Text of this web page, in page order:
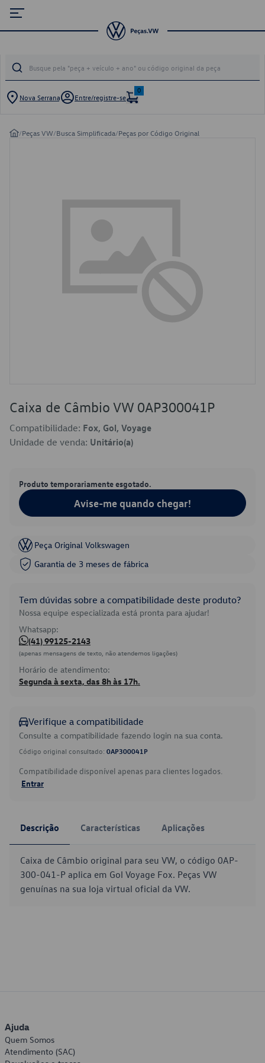
Nova Serrana Entre/registre-se
0
/Peças VW/Busca Simplificada/Peças por Código Original
Caixa de Câmbio VW 0AP300041P
Compatibilidade: Fox, Gol, Voyage
Unidade de venda: Unitário(a)
Produto temporariamente esgotado.
Avise-me quando chegar!
Peça Original Volkswagen
Garantia de 3 meses de fábrica
Tem dúvidas sobre a compatibilidade deste produto?
Nossa equipe especializada está pronta para ajudar!
Whatsapp:
(41) 99125-2143
(apenas mensagens de texto, não atendemos ligações)
Horário de atendimento:
Segunda à sexta, das 8h às 17h.
Verifique a compatibilidade
Consulte a compatibilidade fazendo login na sua conta.
Código original consultado: 0AP300041P
Compatibilidade disponível apenas para clientes logados.
Entrar
Descrição Características Aplicações
Caixa de Câmbio original para seu VW, o código 0AP-
300-041-P aplica em Gol Voyage Fox. Peças VW
genuínas na sua loja virtual oficial da VW.
Ajuda
Quem Somos
Atendimento (SAC)